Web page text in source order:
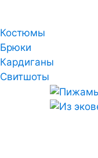
Костюмы
Брюки
Кардиганы
Свитшоты